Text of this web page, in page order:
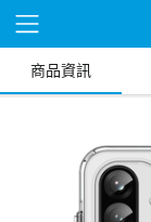
商品資訊